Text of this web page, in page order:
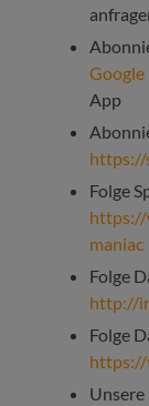
Google
App
https://
Folge
https://
maniac
Folge
http://
Folge
https://